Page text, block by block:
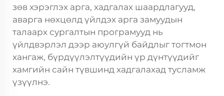
зөв хэрэглэх арга, хадгалах шаардлагууд,
аварга нөхцөлд үйлдэх арга замуудын
талаарх сургалтын програмууд нь
үйлдвэрлэл дээр аюулгүй байдлыг тогтмон
хангаж, бүрдүүлэлтүүдийн үр дүнтүүдийг
хамгийн сайн түвшинд хадгалахад тусламж
үзүүлнэ.